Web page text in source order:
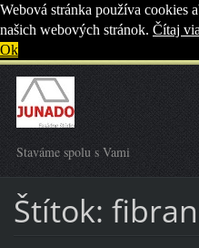
Webová stránka používa cookies
našich webových stránok. Čítaj
Ok
Staváme spolu s Vami
Štítok: fibran